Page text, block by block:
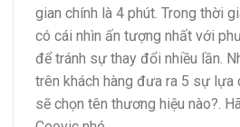
gian chính là 4 phút. Trong thời
có cái nhìn ấn tượng nhất với
để tránh sự thay đổi nhiều lần.
trên khách hàng đưa ra 5 sự lựa
sẽ chọn tên thương hiệu nào?.